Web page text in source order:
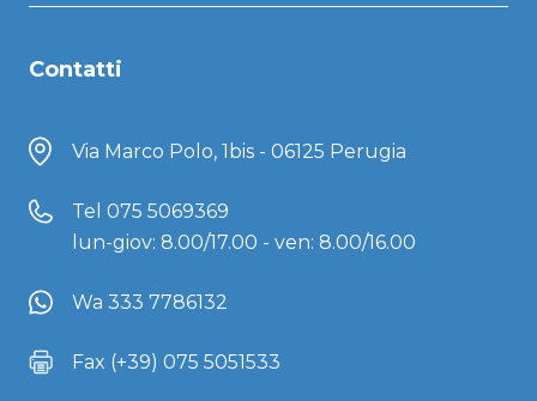
Contatti
Via Marco Polo, 1bis - 06125 Perugia
Tel 075 5069369
lun-giov: 8.00/17.00 - ven: 8.00/16.00
Wa 333 7786132
Fax (+39) 075 5051533